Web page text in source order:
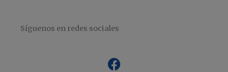
Síguenos en redes sociales